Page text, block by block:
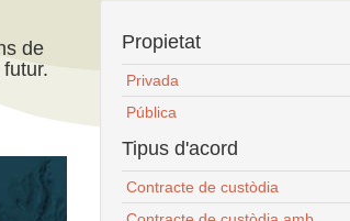
de
Propietat
Privada
Pública
Tipus d'acord
Contracte de custòdia